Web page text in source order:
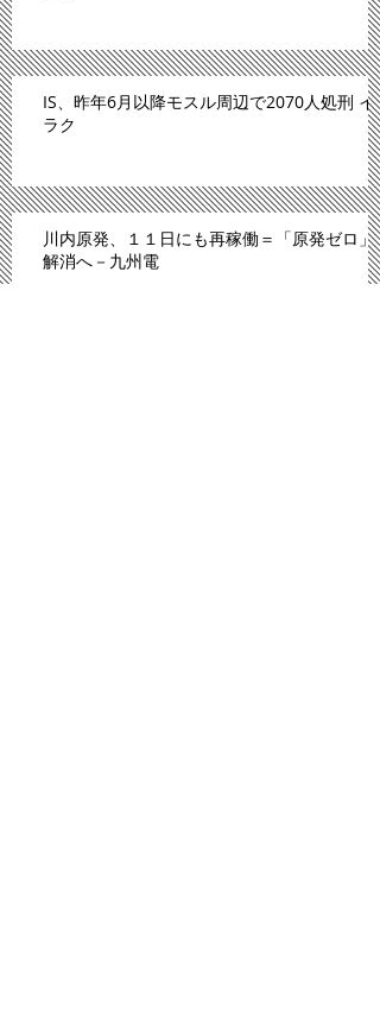
IS、昨年6月以降モスル周辺で2070人処刑 イ
ラク
川内原発、１１日にも再稼働＝「原発ゼロ」
解消へ－九州電